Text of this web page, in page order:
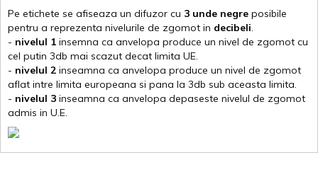
Pe etichete se afiseaza un difuzor cu 3 unde negre posibile
pentru a reprezenta nivelurile de zgomot in decibeli.
- nivelul 1 insemna ca anvelopa produce un nivel de zgomot cu
cel putin 3db mai scazut decat limita UE.
- nivelul 2 inseamna ca anvelopa produce un nivel de zgomot
aflat intre limita europeana si pana la 3db sub aceasta limita.
- nivelul 3 inseamna ca anvelopa depaseste nivelul de zgomot
admis in U.E.